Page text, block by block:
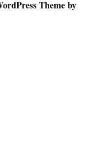
Theme by